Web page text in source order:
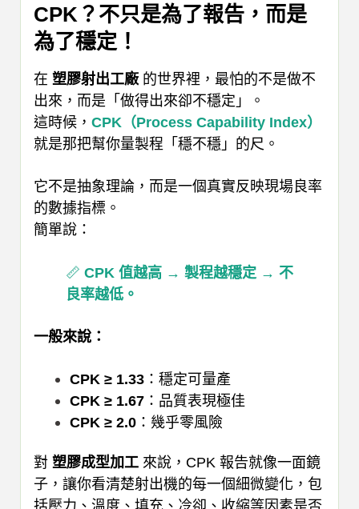
CPK？不只是為了報告，而是
為了穩定！
在 塑膠射出工廠的世界裡，最怕的不是做不
出來，而是「做得出來卻不穩定」。
這時候， CPK（Process Capability Index）
就是那把幫你量製程「穩不穩」的尺。
它不是抽象理論，而是一個真實反映現場良率
的數據指標。
簡單說：
📏 CPK 值越高 → 製程越穩定 → 不
良率越低。
一般來說：
CPK ≥ 1.33 ：穩定可量產
CPK ≥ 1.67 ：品質表現極佳
CPK ≥ 2.0 ：幾乎零風險
對 塑膠成型加工 來說，CPK 報告就像一面鏡
子，讓你看清楚射出機的每一個細微變化，包
括壓力、溫度、填充、冷卻、收縮等因素是否